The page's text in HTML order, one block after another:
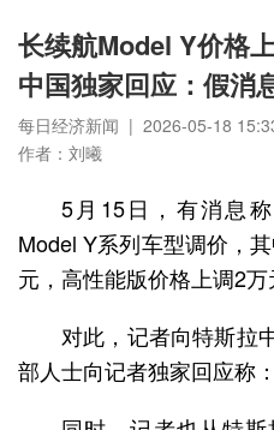
长续航Model Y价格
中国独家回应：假消
每日经济新闻 | 2026-05-18
作者：刘曦
5月15日，有消息
Model Y系列车型调价，
元，高性能版价格上调2万
对此，记者向特斯拉
部人士向记者独家回应称：